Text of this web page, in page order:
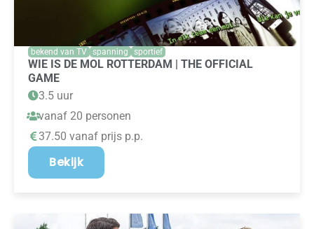
bekend van TV spanning sportief
WIE IS DE MOL ROTTERDAM | THE OFFICIAL
GAME
3.5 uur
vanaf 20 personen
37.50 vanaf prijs p.p.
Bekijk